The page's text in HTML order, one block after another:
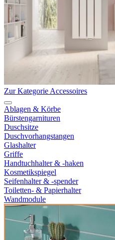
Zur Kategorie Accessoires
Ablagen & Körbe
Bürstengarnituren
Duschsitze
Duschvorhangstangen
Glashalter
Griffe
Handtuchhalter & -haken
Kosmetikspiegel
Seifenhalter & -spender
Toiletten- & Papierhalter
Wandmodule